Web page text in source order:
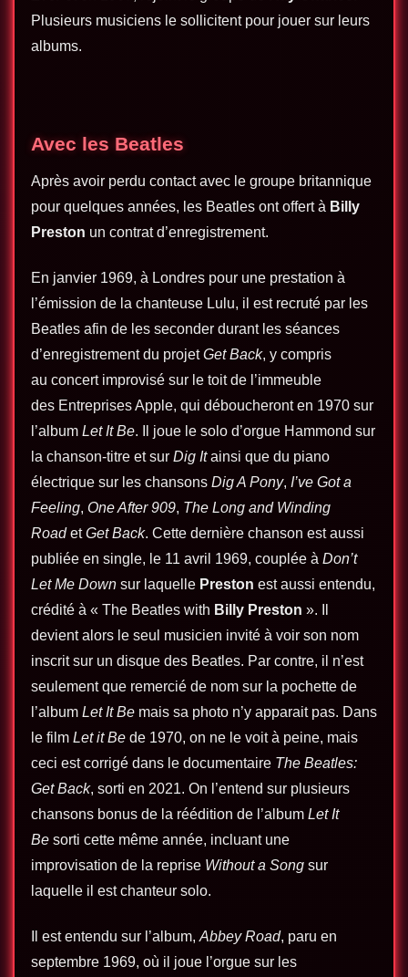
Plusieurs musiciens le sollicitent pour jouer sur leurs
albums.
Avec les Beatles
Après avoir perdu contact avec le groupe britannique
pour quelques années, les Beatles ont offert à Billy
Preston un contrat d’enregistrement.
En janvier 1969, à Londres pour une prestation à
l’émission de la chanteuse Lulu, il est recruté par les
Beatles afin de les seconder durant les séances
d’enregistrement du projetGet Back, y compris
au concert improvisé sur le toit de l’immeuble
des Entreprises Apple, qui déboucheront en 1970 sur
l’album Let It Be. Il joue le solo d’orgue Hammond sur
la chanson-titre et sur Dig Itainsi que du piano
électrique sur les chansons Dig A Pony, I’ve Got a
Feeling, One After 909, The Long and Winding
RoadetGet Back. Cette dernière chanson est aussi
publiée en single, le 11 avril 1969, couplée à Don’t
Let Me Down sur laquelle Preston est aussi entendu,
crédité à « The Beatles with Billy Preston ». Il
devient alors le seul musicien invité à voir son nom
inscrit sur un disque des Beatles. Par contre, il n’est
seulement que remercié de nom sur la pochette de
l’album Let It Be mais sa photo n’y apparait pas. Dans
le film Let it Be de 1970, on ne le voit à peine, mais
ceci est corrigé dans le documentaire The Beatles:
Get Back, sorti en 2021. On l’entend sur plusieurs
chansons bonus de la réédition de l’album Let It
Be sorti cette même année, incluant une
improvisation de la reprise Without a Song sur
laquelle il est chanteur solo.
Il est entendu sur l’album, Abbey Road, paru en
septembre 1969, où il joue l’orgue sur les